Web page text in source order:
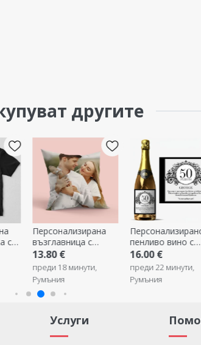
другите
с
Персонализирана
възглавница с
фотография - голям
формат
13.80 €
преди 18 минути,
Румъния
пенливо вино с
текст - Classic
16.00 €
преди 22 минути,
Румъния
Услуги